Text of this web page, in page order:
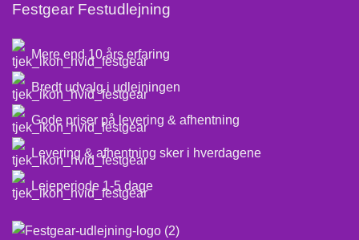
Festgear Festudlejning
Mere end 10 års erfaring
Bredt udvalg i udlejningen
Gode priser på levering & afhentning
Levering & afhentning sker i hverdagene
Lejeperiode 1-5 dage